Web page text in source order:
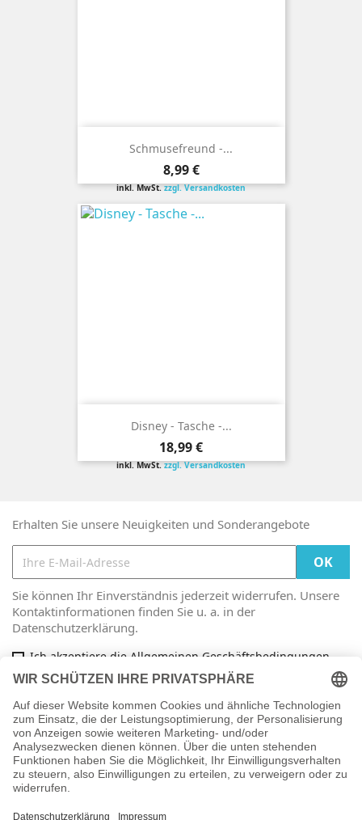
Schmusefreund -...
Preis
8,99 €
inkl. MwSt.zzgl. Versandkosten
Disney - Tasche -...
Preis
18,99 €
inkl. MwSt.zzgl. Versandkosten
Erhalten Sie unsere Neuigkeiten und Sonderangebote
Sie können Ihr Einverständnis jederzeit widerrufen. Unsere
Kontaktinformationen finden Sie u. a. in der
Datenschutzerklärung.
Ich akzeptiere die Allgemeinen Geschäftsbedingungen
und die Datenschutzrichtlinie
Facebook
ARTIKEL